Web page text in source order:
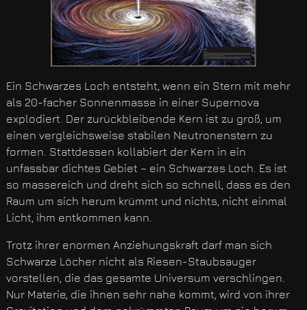
Ein Schwarzes Loch entsteht, wenn ein Stern mit mehr
als 20-facher Sonnenmasse in einer Supernova
explodiert. Der zurückbleibende Kern ist zu groß, um
einen vergleichsweise stabilen Neutronenstern zu
formen. Stattdessen kollabiert der Kern in ein
unfassbar dichtes Gebiet – ein Schwarzes Loch. Es ist
so massereich und dreht sich so schnell, dass es den
Raum um sich herum krümmt und nichts, nicht einmal
Licht, ihm entkommen kann.
Trotz ihrer enormen Anziehungskraft darf man sich
Schwarze Löcher nicht als Riesen-Staubsauger
vorstellen, die das gesamte Universum verschlingen.
Nur Materie, die ihnen sehr nahe kommt, wird von ihrer